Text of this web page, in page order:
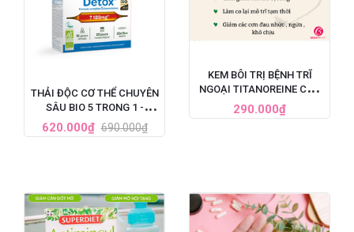
THẢI ĐỘC CƠ THỂ CHUYÊN
SÂU BIO 5 TRONG 1 -
SUPERDIET DRAINAFLORE
BIO DÉTOX
620.000₫ 690.000₫
KEM BÔI TRỊ BỆNH TRĨ
NGOẠI TITANOREINE CỦA
PHÁP 20G - GIẢM ĐAU
HIỆU QUẢ NHANH CHÓNG
290.000₫